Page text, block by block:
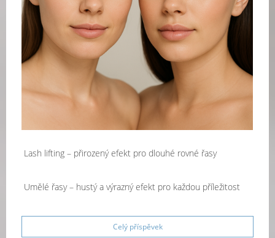
Lash lifting – přirozený efekt pro dlouhé rovné řasy
Umělé řasy – hustý a výrazný efekt pro každou příležitost
Celý příspěvek